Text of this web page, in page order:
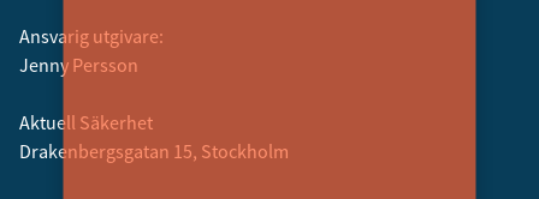
Ansvarig utgivare:
Jenny Persson
Aktuell Säkerhet
Drakenbergsgatan 15, Stockholm